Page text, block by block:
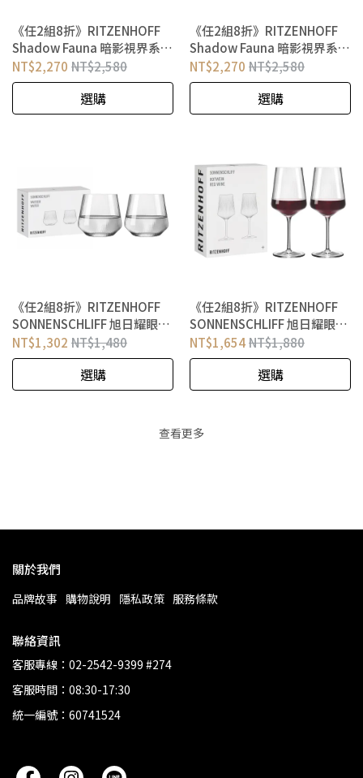
《任2組8折》RITZENHOFF
Shadow Fauna 暗影視界系列
高腳水晶對杯 蝴蝶與鸛
NT$2,270 NT$2,580
選購
《任2組8折》RITZENHOFF
Shadow Fauna 暗影視界系列
高腳水晶對杯 貓頭鷹與豹
NT$2,270 NT$2,580
選購
《任2組8折》RITZENHOFF
SONNENSCHLIFF 旭日耀眼系
列 旭日耀眼水酒對杯
NT$1,302 NT$1,480
選購
《任2組8折》RITZENHOFF
SONNENSCHLIFF 旭日耀眼系
列 旭日耀眼紅酒對杯
NT$1,654NT$1,880
選購
查看更多
關於我們
品牌故事 購物說明 隱私政策 服務條款
聯絡資訊
客服專線：02-2542-9399 #274
客服時間：08:30-17:30
統一編號：60741524